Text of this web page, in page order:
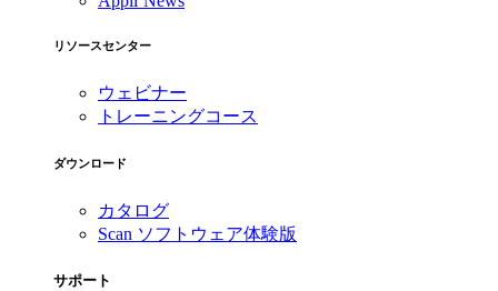
リソースセンター
ウェビナー
トレーニングコース
ダウンロード
カタログ
Scan ソフトウェア体験版
サポート